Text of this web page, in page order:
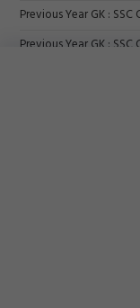
Previous Year GK :
Previous Year GK :